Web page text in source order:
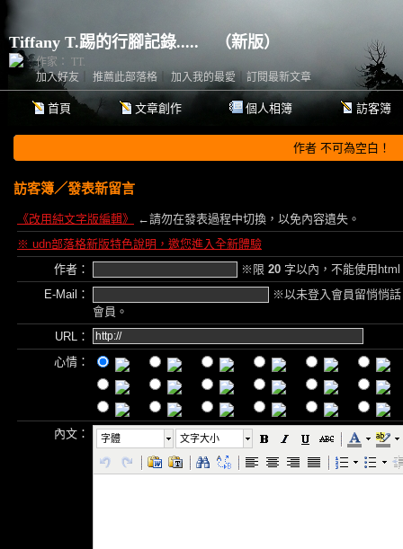
Tiffany T.踢的行腳記錄..... （新版）
首頁 文章創作 個人相簿 訪客簿
加入好友 推薦此部落格 加入我的最愛 ｜ 訂閱最新文章
作家： TT.
作者 不可為空白！
訪客簿／發表新留言
《改用純文字版編輯》
←請勿在發表過程中切換，以免內容遺失。
※ udn部落格新版特色說明，邀您進入全新體驗
作者：
※限 20 字以內，不能使用html
E-Mail：
※以未登入會員留悄悄
會員。
URL：
心情：
內文： 字體 文字大小